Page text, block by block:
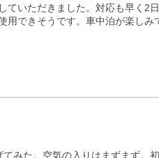
ていただきました。対応も早く2
用できそうです。車中泊が楽しみ
みた。空気の入りはまずまず。